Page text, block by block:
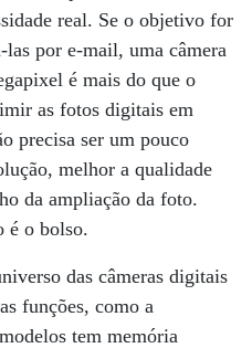
real. Se o objetivo for
por e-mail, uma câmera
é mais do que o
as fotos digitais em
precisa ser um pouco
melhor a qualidade
da ampliação da foto.
é o bolso.
das câmeras digitais
funções, como a
tem memória